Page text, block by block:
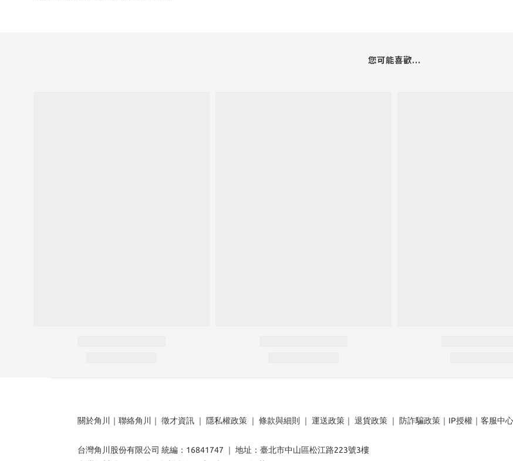
您可能喜歡...
關於角川 ｜ 聯絡角川 ｜ 徵才資訊 ｜ 隱私權政策 ｜ 條款與細則 ｜ 運送政策 ｜ 退貨政策 ｜ 防詐騙政策 ｜ IP授權 ｜ 客服中心
台灣角川股份有限公司 統編：16841747 ｜ 地址：臺北市中山區松江路223號3樓